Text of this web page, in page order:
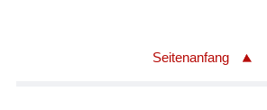
Seitenanfang